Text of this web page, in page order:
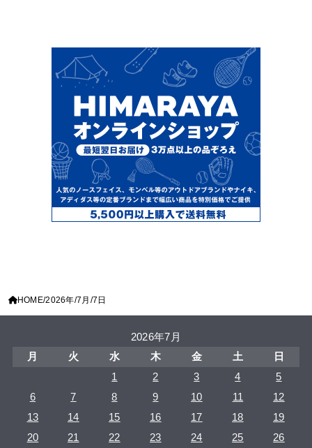
HOME 2026年 7月 7日
2026年7月
月
火 水 木 金 土
日
1
2 3 4
5
6
7 8 9 10 11
12
13
14 15 16 17 18
19
20
21 22 23 24 25
26